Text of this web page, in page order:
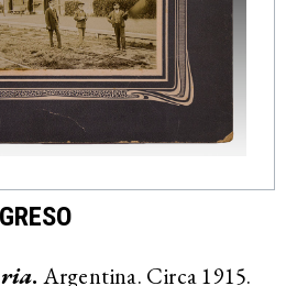
. Argentina. Circa 1915.